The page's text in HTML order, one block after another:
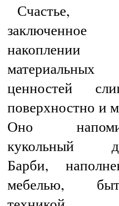
Счастье,
накоплении
материальных
ценностей
поверхностно и
Оно
кукольный
Барби,
мебелью,